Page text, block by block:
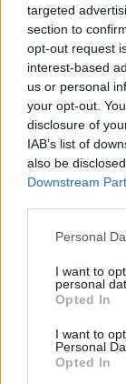
targeted
section to
opt-out request
interest-based
us or personal
your opt-out.
disclosure of
IAB’s list of
also be
Downstream
Please note
not limited to
grant or deny
use your data
consent section.
Personal
I want to
personal
Opted In
I want to
Personal
Opted In
Coca-Cola HBC:
11,4% στα
του α΄ εξαμήνου
εκατ. ευρώ
VW: Η δύσκολη